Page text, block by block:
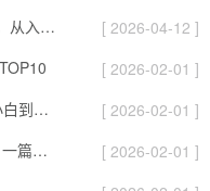
POS机养卡提额技巧与刷卡规范全攻略，从入门到精通
[ 2026-04-12 ]
[ 2026-02-01 ]
别再乱办POS机了！3分钟避坑指南：小白到高手的进阶手册
[ 2026-02-01 ]
刷卡支付 vs 云闪付？别再傻傻分不清！一篇带你搞定【省钱+便捷】支付秘籍
[ 2026-02-01 ]